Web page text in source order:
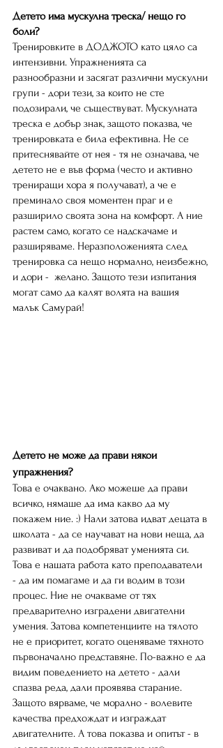
Детето има мускулна треска/ нещо го
боли?
Тренировките в ДOДЖОТО като цяло са
интензивни. Упражненията са
разнообразни и засягат различни мускулни
групи - дори тези, за които не сте
подозирали, че съществуват. Мускулната
треска е добър знак, защото показва, че
тренировката е била ефективна. Не се
притеснявайте от нея - тя не означава, че
детето не е във форма (често и активно
трениращи хора я получават), а че е
преминало своя моментен праг и е
разширило своята зона на комфорт. А ние
растем само, когато се надскачаме и
разширяваме. Неразположенията след
тренировка са нещо нормално, неизбежно,
и дори -  желано. Защото тези изпитания
могат само да калят волята на вашия
малък Самурай!
Детето не може да прави някои
упражнения?
Това е очаквано. Ако можеше да прави
всичко, нямаше да има какво да му
покажем ние. :) Нали затова идват децата в
школата - да се научават на нови неща, да
развиват и да подобряват уменията си.
Това е нашата работа като преподаватели
- да им помагаме и да ги водим в този
процес. Ние не очакваме от тях
предварително изградени двигателни
умения. Затова компетенциите на тялото
не е приоритет, когато оценяваме тяхното
първоначално представяне. По-важно е да
видим поведението на детето - дали
спазва реда, дали проявява старание.
Защото вярваме, че морално - волевите
качества предхождат и изграждат
двигателните. А това показва и опитът - в